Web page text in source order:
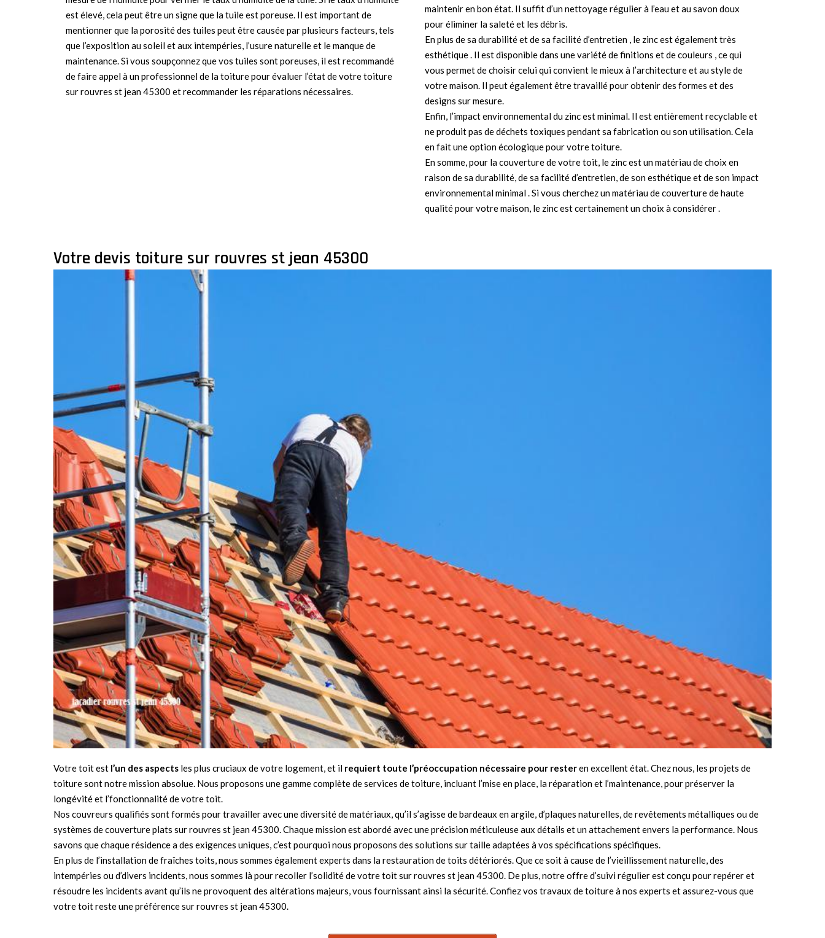
est élevé, cela peut être un signe que la tuile est poreuse. Il est important de
mentionner que la porosité des tuiles peut être causée par plusieurs facteurs, tels
que l’exposition au soleil et aux intempéries, l’usure naturelle et le manque de
maintenance. Si vous soupçonnez que vos tuiles sont poreuses, il est recommandé
de faire appel à un professionnel de la toiture pour évaluer l’état de votre toiture
sur rouvres st jean 45300 et recommander les réparations nécessaires.
maintenir en bon état. Il suffit d’un nettoyage régulier à l’eau et au savon doux
pour éliminer la saleté et les débris.
En plus de sa durabilité et de sa facilité d’entretien , le zinc est également très
esthétique . Il est disponible dans une variété de finitions et de couleurs , ce qui
vous permet de choisir celui qui convient le mieux à l’architecture et au style de
votre maison. Il peut également être travaillé pour obtenir des formes et des
designs sur mesure.
Enfin, l’impact environnemental du zinc est minimal. Il est entièrement recyclable et
ne produit pas de déchets toxiques pendant sa fabrication ou son utilisation. Cela
en fait une option écologique pour votre toiture.
En somme, pour la couverture de votre toit, le zinc est un matériau de choix en
raison de sa durabilité, de sa facilité d’entretien, de son esthétique et de son impact
environnemental minimal . Si vous cherchez un matériau de couverture de haute
qualité pour votre maison, le zinc est certainement un choix à considérer .
Votre devis toiture sur rouvres st jean 45300
Votre toit est l’un des aspects les plus cruciaux de votre logement, et il requiert toute l’préoccupation nécessaire pour resteren excellent état. Chez nous, les projets de
toiture sont notre mission absolue. Nous proposons une gamme complète de services de toiture, incluant l’mise en place, la réparation et l’maintenance, pour préserver la
longévité et l’fonctionnalité de votre toit.
Nos couvreurs qualifiés sont formés pour travailler avec une diversité de matériaux, qu’il s’agisse de bardeaux en argile, d’plaques naturelles, de revêtements métalliques ou de
systèmes de couverture plats sur rouvres st jean 45300. Chaque mission est abordé avec une précision méticuleuse aux détails et un attachement envers la performance. Nous
savons que chaque résidence a des exigences uniques, c’est pourquoi nous proposons des solutions sur taille adaptées à vos spécifications spécifiques.
En plus de l’installation de fraîches toits, nous sommes également experts dans la restauration de toits détériorés. Que ce soit à cause de l’vieillissement naturelle, des
intempéries ou d’divers incidents, nous sommes là pour recoller l’solidité de votre toit sur rouvres st jean 45300. De plus, notre offre d’suivi régulier est conçu pour repérer et
résoudre les incidents avant qu’ils ne provoquent des altérations majeurs, vous fournissant ainsi la sécurité. Confiez vos travaux de toiture à nos experts et assurez-vous que
votre toit reste une préférence sur rouvres st jean 45300.